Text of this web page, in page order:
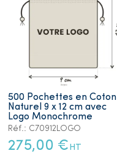
500 Pochettes en Coton
Naturel 9 x 12 cm avec
Logo Monochrome
Réf.: C70912LOGO
275,00 € HT